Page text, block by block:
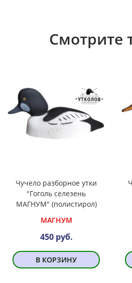
Смотрите
Чучело разборное утки
"Гоголь селезень
МАГНУМ" (полистирол)
МАГНУМ
450 руб.
В КОРЗИНУ